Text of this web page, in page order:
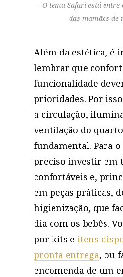
O tema Safari está entre
das mamães de
Além da estética, é
lembrar que
funcionalidade
prioridades. Por
a circulação,
ventilação do
fundamental. Para o
preciso investir em
confortáveis e,
em peças práticas,
higienização, que
dia com os bebês.
por kits e itens
pronta entrega, ou
encomenda de um